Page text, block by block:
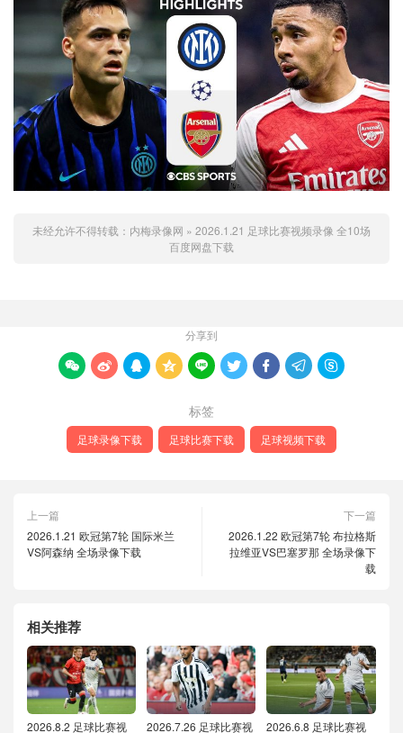
未经允许不得转载： 内梅录像网 » 2026.1.21 足球比赛视频录像 全10场
百度网盘下载
分享到
        
标签
足球录像下载 足球比赛下载 足球视频下载
上一篇
2026.1.21 欧冠第7轮 国际米兰
VS阿森纳 全场录像下载
下一篇
2026.1.22 欧冠第7轮 布拉格斯
拉维亚VS巴塞罗那 全场录像下
载
相关推荐
2026.8.2 足球比赛视 2026.7.26 足球比赛视 2026.6.8 足球比赛视